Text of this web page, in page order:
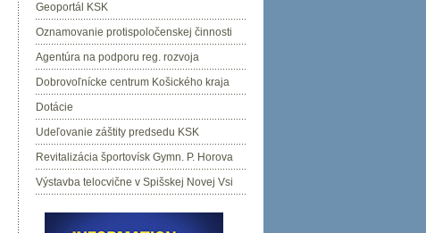
Geoportál KSK
Oznamovanie protispoločenskej činnosti
Agentúra na podporu reg. rozvoja
Dobrovoľnícke centrum Košického kraja
Dotácie
Udeľovanie záštity predsedu KSK
Revitalizácia športovísk Gymn. P. Horova
Výstavba telocvične v Spišskej Novej Vsi